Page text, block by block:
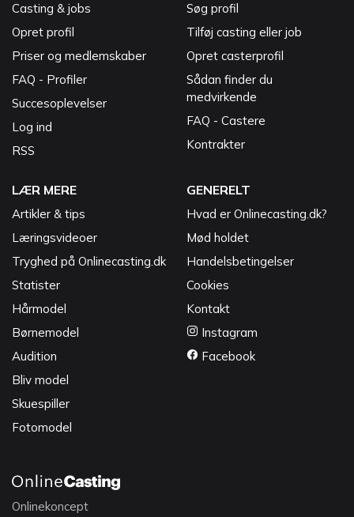
Casting & jobs
Opret profil
Priser og medlemskaber
FAQ - Profiler
Succesoplevelser
Log ind
RSS
Søg profil
Tilføj casting eller job
Opret casterprofil
Sådan finder du
medvirkende
FAQ - Castere
Kontrakter
LÆR MERE
Artikler & tips
Læringsvideoer
Tryghed på Onlinecasting.dk
Statister
Hårmodel
Børnemodel
Audition
Bliv model
Skuespiller
Fotomodel
GENERELT
Hvad er Onlinecasting.dk?
Mød holdet
Handelsbetingelser
Cookies
Kontakt
Instagram
Facebook
Onlinekoncept